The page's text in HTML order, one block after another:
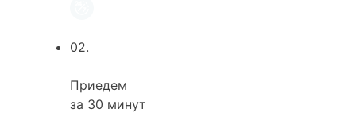
02.
Приедем
за 30 минут